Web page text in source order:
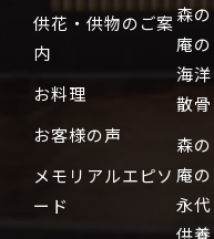
供花・供物のご案
内
お料理
お客様の声
メモリアルエピソ
ード
森の
庵の
海洋
散骨
森の
庵の
永代
供養